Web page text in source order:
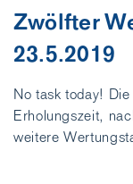
Zwölfter
23.5.2019
No task today!
Erholungszeit,
weitere